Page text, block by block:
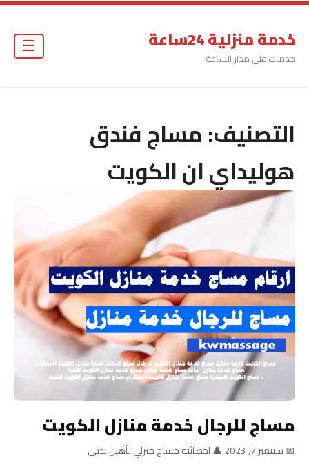
خدمة منزلية 24ساعة
خدمات على مدار الساعة
☰
التصنيف:مساج فندق
هوليداي ان الكويت
مساج للرجال خدمة منازل الكويت
📅 سبتمبر 7, 2023 |👤 اخصائية مساج منزلي تأهيل بدنى